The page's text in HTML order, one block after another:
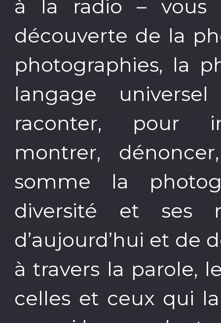
à la radio – vous
découverte de la
photographies, la
langage
raconter, pour
montrer,
somme la
diversité et ses
d’aujourd’hui et de
à travers la parole,
celles et ceux qui